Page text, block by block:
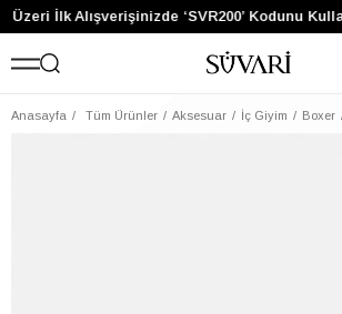
Üzeri İlk Alışverişinizde ‘SVR200’ Kodunu
Anasayfa Tüm Ürünler Aksesuar İç Giyim Boxer